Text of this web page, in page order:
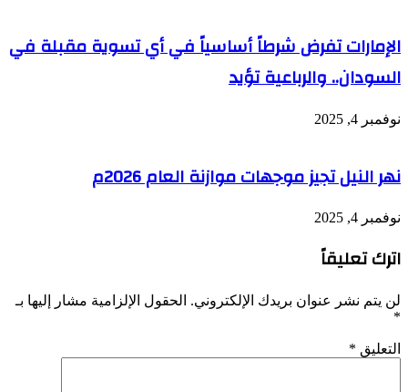
الإمارات تفرض شرطاً أساسياً في أي تسوية مقبلة في
السودان.. والرباعية تؤيد
نوفمبر 4, 2025
نهر النيل تجيز موجهات موازنة العام 2026م
نوفمبر 4, 2025
اترك تعليقاً
لن يتم نشر عنوان بريدك الإلكتروني. الحقول الإلزامية مشار إليها بـ
*
التعليق *